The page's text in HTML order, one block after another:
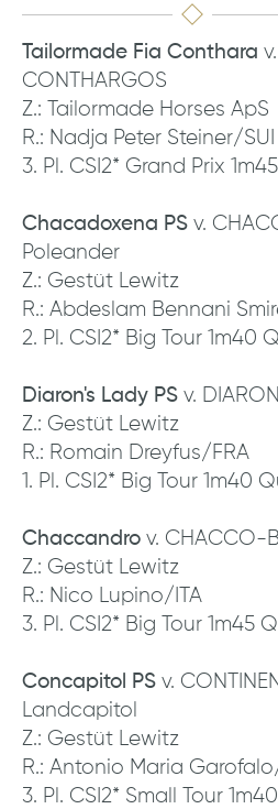
Tailormade Fia Conthara
CONTHARGOS
Z.: Tailormade Horses ApS
R.: Nadja Peter Steiner/SUI
3. Pl. CSI2* Grand Prix 1m45
Chacadoxena PS v.
Poleander
Z.: Gestüt Lewitz
R.: Abdeslam Bennani
2. Pl. CSI2* Big Tour 1m40
Diaron's Lady PS v.
Z.: Gestüt Lewitz
R.: Romain Dreyfus/FRA
1. Pl. CSI2* Big Tour 1m40
Chaccandro v. CHACCO-
Z.: Gestüt Lewitz
R.: Nico Lupino/ITA
3. Pl. CSI2* Big Tour 1m45
Concapitol PS v.
Landcapitol
Z.: Gestüt Lewitz
R.: Antonio Maria
3. Pl. CSI2* Small Tour 1m40